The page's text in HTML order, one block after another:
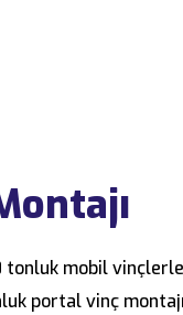
mobil
portal vinç